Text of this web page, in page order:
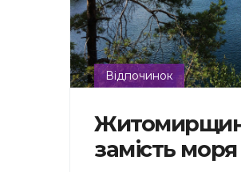
Відпочинок
замість моря